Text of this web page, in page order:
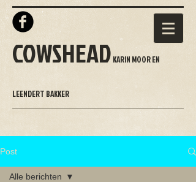
COWSHEAD KARIN MOOR EN
LEENDERT BAKKER
Post
Alle berichten